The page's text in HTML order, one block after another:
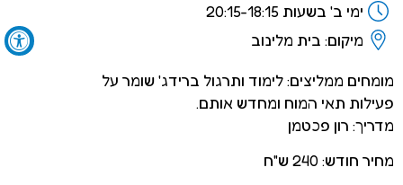
ימי ב' בשעות 20:15-18:15
מיקום: בית מלינוב
מומחים ממליצים: לימוד ותרגול ברידג' שומר על
פעילות תאי המוח ומחדש אותם.
מדריך: רון פכטמן
מחיר חודש: 240 ש"ח